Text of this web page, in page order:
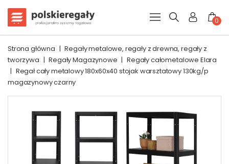
0
Strona główna | Regały metalowe, regały z drewna, regały z
tworzywa | Regały Magazynowe | Regały całometalowe Elara
| Regał cały metalowy 180x60x40 stojak warsztatowy 130kg/p
magazynowy czarny